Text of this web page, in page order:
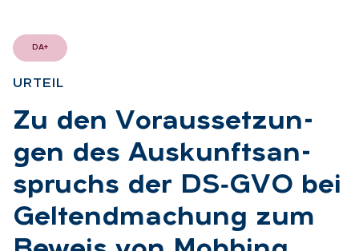
DA+
UR­TEIL
:
Zu den Vor­aus­set­zun­
gen des Aus­kunfts­an­
spruchs der DS‑G­VO bei
Gel­tend­ma­chung zum